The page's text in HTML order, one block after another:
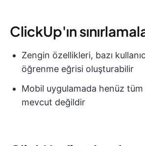
ClickUp'ın
Zengin özellikleri, bazı
öğrenme eğrisi oluşturabilir
Mobil uygulamada henüz
mevcut değildir